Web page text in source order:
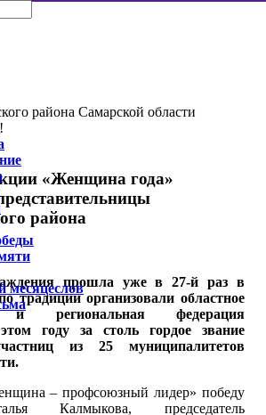
района Самарской области
«Женщина года»
района
прошла уже в 27-й раз в
традиции организовали областное
и региональная федерация
году за столь гордое звание
из 25 муниципалитетов
– профсоюзный лидер» победу
Калмыкова, председатель
месяцеслов